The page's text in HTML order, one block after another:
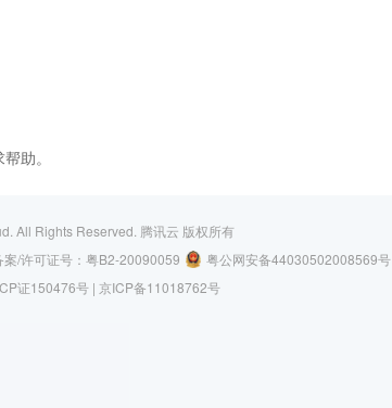
助。
All Rights Reserved. 腾讯云 版权所有
/许可证号： 粤B2-20090059
粤公网安备44030502008569号
证150476号 | 京ICP备11018762号